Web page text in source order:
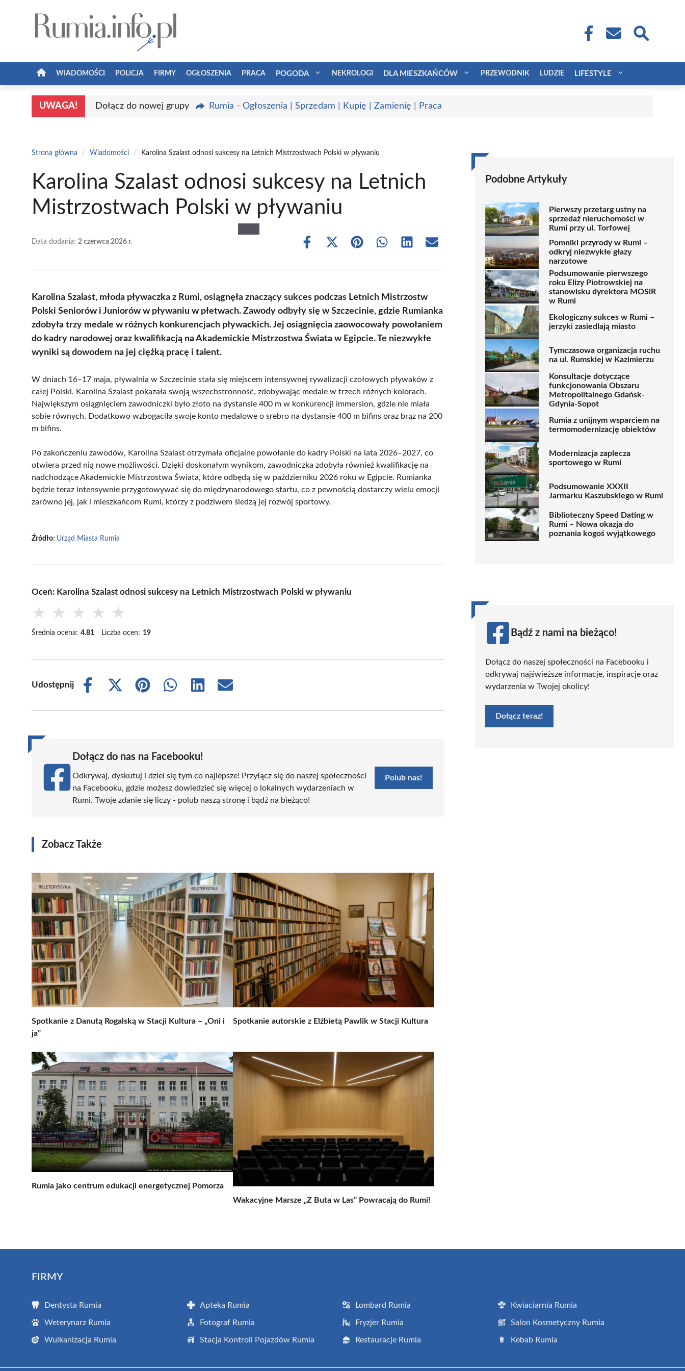
WIADOMOŚCI POLICJA FIRMY OGŁOSZENIA PRACA POGODA NEKROLOGI DLA MIESZKAŃCÓW PRZEWODNIK LUDZIE LIFESTYLE
UWAGA! Dołącz do nowej grupy Rumia - Ogłoszenia | Sprzedam | Kupię | Zamienię | Praca
Strona główna / Wiadomości / Karolina Szalast odnosi sukcesy na Letnich Mistrzostwach Polski w pływaniu
Karolina Szalast odnosi sukcesy na Letnich
Mistrzostwach Polski w pływaniu
Data dodania: 2 czerwca 2026 r.
Share
Share
(Twitter)
Share Share Share Share
Karolina Szalast, młoda pływaczka z Rumi, osiągnęła znaczący sukces podczas Letnich Mistrzostw
Polski Seniorów i Juniorów w pływaniu w płetwach. Zawody odbyły się w Szczecinie, gdzie Rumianka
zdobyła trzy medale w różnych konkurencjach pływackich. Jej osiągnięcia zaowocowały powołaniem
do kadry narodowej oraz kwalifikacją na Akademickie Mistrzostwa Świata w Egipcie. Te niezwykłe
wyniki są dowodem na jej ciężką pracę i talent.
W dniach 16–17 maja, pływalnia w Szczecinie stała się miejscem intensywnej rywalizacji czołowych pływaków z
całej Polski. Karolina Szalast pokazała swoją wszechstronność, zdobywając medale w trzech różnych kolorach.
Największym osiągnięciem zawodniczki było złoto na dystansie 400 m w konkurencji immersion, gdzie nie miała
sobie równych. Dodatkowo wzbogaciła swoje konto medalowe o srebro na dystansie 400 m bifins oraz brąz na 200
m bifins.
Po zakończeniu zawodów, Karolina Szalast otrzymała oficjalne powołanie do kadry Polski na lata 2026–2027, co
otwiera przed nią nowe możliwości. Dzięki doskonałym wynikom, zawodniczka zdobyła również kwalifikację na
nadchodzące Akademickie Mistrzostwa Świata, które odbędą się w październiku 2026 roku w Egipcie. Rumianka
będzie teraz intensywnie przygotowywać się do międzynarodowego startu, co z pewnością dostarczy wielu emocji
zarówno jej, jak i mieszkańcom Rumi, którzy z podziwem śledzą jej rozwój sportowy.
Źródło: Urząd Miasta Rumia
Oceń: Karolina Szalast odnosi sukcesy na Letnich Mistrzostwach Polski w pływaniu
★ ★ ★ ★ ★
Średnia ocena: 4.81 Liczba ocen: 19
Udostępnij
Share
Share
(Twitter)
Share
Share
Share
Share
Dołącz do nas na Facebooku!
Odkrywaj, dyskutuj i dziel się tym co najlepsze! Przyłącz się do naszej społeczności
na Facebooku, gdzie możesz dowiedzieć się więcej o lokalnych wydarzeniach w
Rumi. Twoje zdanie się liczy - polub naszą stronę i bądź na bieżąco!
Polub nas!
Zobacz Także
Spotkanie z Danutą Rogalską w Stacji Kultura – „Oni i
ja”
Spotkanie autorskie z Elżbietą Pawlik w Stacji Kultura
Rumia jako centrum edukacji energetycznej Pomorza
Wakacyjne Marsze „Z Buta w Las” Powracają do Rumi!
Podobne Artykuły
Pierwszy przetarg ustny na
sprzedaż nieruchomości w
Rumi przy ul. Torfowej
Pomniki przyrody w Rumi –
odkryj niezwykłe głazy
narzutowe
Podsumowanie pierwszego
roku Elizy Piotrowskiej na
stanowisku dyrektora MOSiR
w Rumi
Ekologiczny sukces w Rumi –
jerzyki zasiedlają miasto
Tymczasowa organizacja ruchu
na ul. Rumskiej w Kazimierzu
Konsultacje dotyczące
funkcjonowania Obszaru
Metropolitalnego Gdańsk-
Gdynia-Sopot
Rumia z unijnym wsparciem na
termomodernizację obiektów
Modernizacja zaplecza
sportowego w Rumi
Podsumowanie XXXII
Jarmarku Kaszubskiego w Rumi
Biblioteczny Speed Dating w
Rumi – Nowa okazja do
poznania kogoś wyjątkowego
Bądź z nami na bieżąco!
Dołącz do naszej społeczności na Facebooku i
odkrywaj najświeższe informacje, inspiracje oraz
wydarzenia w Twojej okolicy!
Dołącz teraz!
FIRMY
Dentysta Rumia Apteka Rumia Lombard Rumia Kwiaciarnia Rumia
Weterynarz Rumia Fotograf Rumia Fryzjer Rumia Salon Kosmetyczny Rumia
Wulkanizacja Rumia Stacja Kontroli Pojazdów Rumia Restauracje Rumia Kebab Rumia